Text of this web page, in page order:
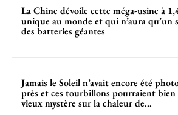
La Chine dévoile cette méga-usine à
unique au monde et qui n’aura
des batteries géantes
Jamais le Soleil n’avait encore été
près et ces tourbillons pourraient bien
vieux mystère sur la chaleur de...